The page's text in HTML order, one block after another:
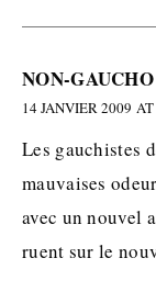
NON-
14 JANVIER 2009
Les gauchistes
mauvaises
avec un nouvel
ruent sur le